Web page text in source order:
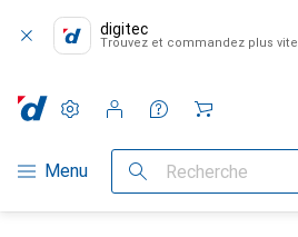
digitec
Trouvez et commandez plus vite
Navigation par catégorie
Menu Recherche
Paramètres
Compte client
Listes de comparaison
Listes d'envies
Panier